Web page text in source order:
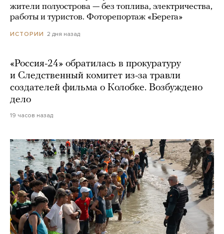
жители полуострова — без топлива, электричества,
работы и туристов. Фоторепортаж «Берега»
ИСТОРИИ 2 дня назад
«Россия-24» обратилась в прокуратуру
и Следственный комитет из-за травли
создателей фильма о Колобке. Возбуждено
дело
19 часов назад